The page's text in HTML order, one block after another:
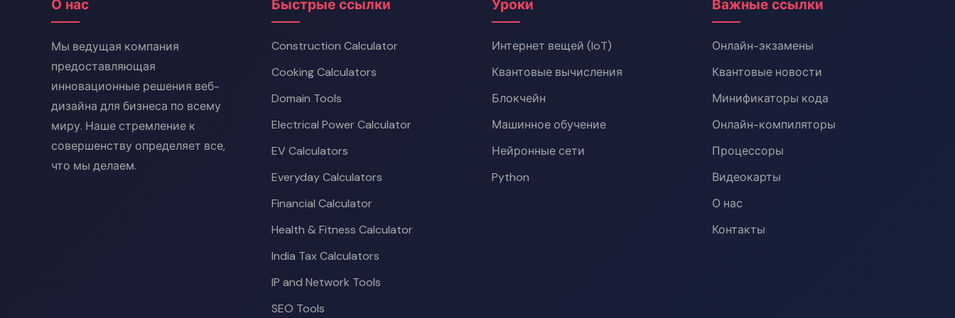
О нас
Мы ведущая компания
предоставляющая
инновационные решения веб-
дизайна для бизнеса по всему
миру. Наше стремление к
совершенству определяет все,
что мы делаем.
Быстрые ссылки
Construction Calculator
Cooking Calculators
Domain Tools
Electrical Power Calculator
EV Calculators
Everyday Calculators
Financial Calculator
Health & Fitness Calculator
India Tax Calculators
IP and Network Tools
SEO Tools
Уроки
Интернет вещей (IoT)
Квантовые вычисления
Блокчейн
Машинное обучение
Нейронные сети
Python
Важные ссылки
Онлайн-экзамены
Квантовые новости
Минификаторы кода
Онлайн-компиляторы
Процессоры
Видеокарты
О нас
Контакты